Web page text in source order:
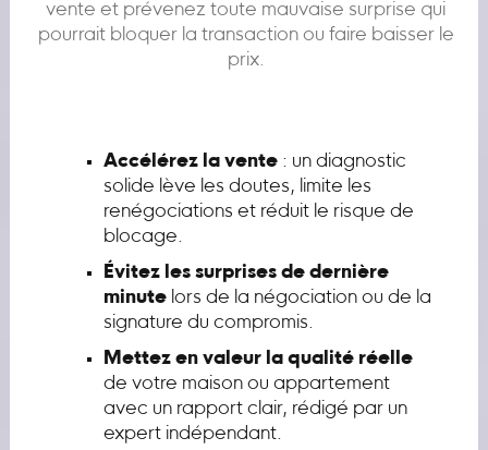
vente et prévenez toute mauvaise surprise qui
pourrait bloquer la transaction ou faire baisser le
prix.
Accélérez la vente: un diagnostic
solide lève les doutes, limite les
renégociations et réduit le risque de
blocage.
Évitez les surprises de dernière
minutelors de la négociation ou de la
signature du compromis.
Mettez en valeur la qualité réelle
de votre maison ou appartement
avec un rapport clair, rédigé par un
expert indépendant.